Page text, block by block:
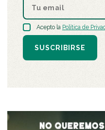
Acepto la Política de
SUSCRIBIRSE